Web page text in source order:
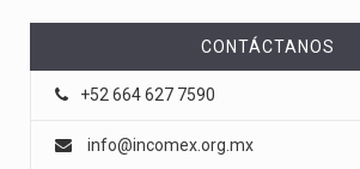
CONTÁCTANOS
+52 664 627 7590
info@incomex.org.mx